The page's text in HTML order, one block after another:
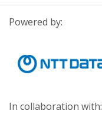
Powered by:
In collaboration with: